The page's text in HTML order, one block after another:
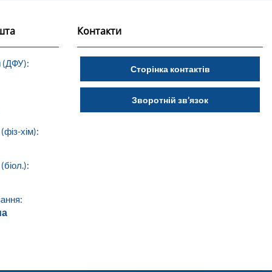
(ДФУ):
хім):
Контакти
Сторінка контактів
Зворотній зв’язок